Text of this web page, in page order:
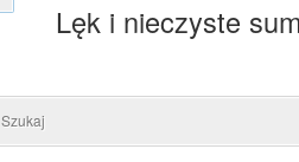
Lęk i nieczyste
Szukaj